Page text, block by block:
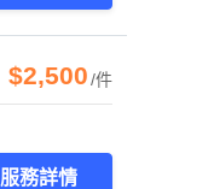
$2,500/件
服務詳情